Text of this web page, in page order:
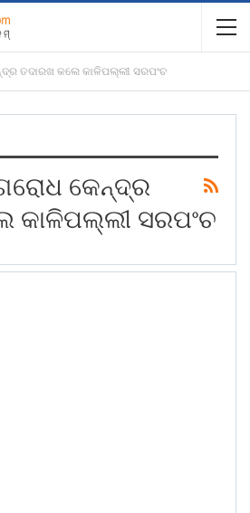
ତଦାରଖ କଲେ କାଳିପଲ୍ଲୀ ସରପଂଚ
କେନ୍ଦ୍ର
କାଳିପଲ୍ଲୀ ସରପଂଚ